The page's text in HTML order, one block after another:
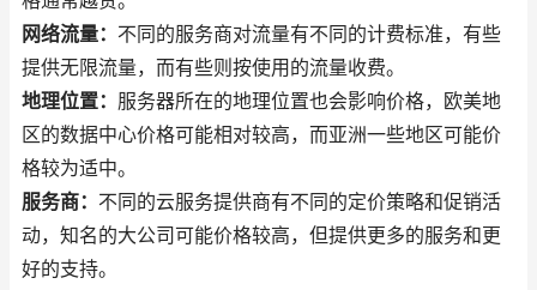
网络流量： 不同的服务商对流量有不同的计费标准，有些
提供无限流量，而有些则按使用的流量收费。
地理位置： 服务器所在的地理位置也会影响价格，欧美地
区的数据中心价格可能相对较高，而亚洲一些地区可能价
格较为适中。
服务商： 不同的云服务提供商有不同的定价策略和促销活
动，知名的大公司可能价格较高，但提供更多的服务和更
好的支持。